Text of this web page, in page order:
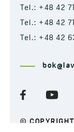
Tel.: +48 42
Tel.: +48 42
Tel.: +48 42
©